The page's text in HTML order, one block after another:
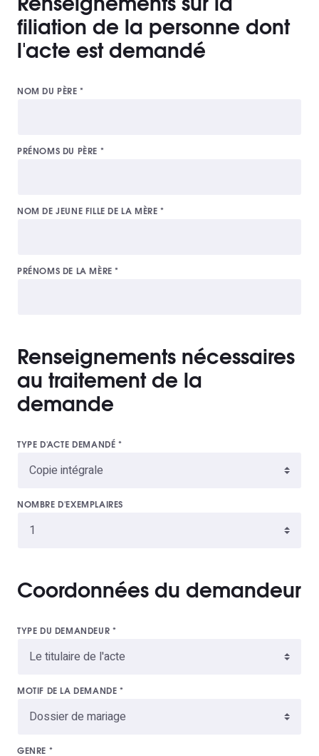
Renseignements sur la
filiation de la personne dont
l'acte est demandé
NOM DU PÈRE*
PRÉNOMS DU PÈRE *
NOM DE JEUNE FILLE DE LA MÈRE*
PRÉNOMS DE LA MÈRE*
Renseignements nécessaires
au traitement de la
demande
TYPE D'ACTE DEMANDÉ *
NOMBRE D'EXEMPLAIRES
Coordonnées du demandeur
TYPE DU DEMANDEUR *
MOTIF DE LA DEMANDE *
GENRE *